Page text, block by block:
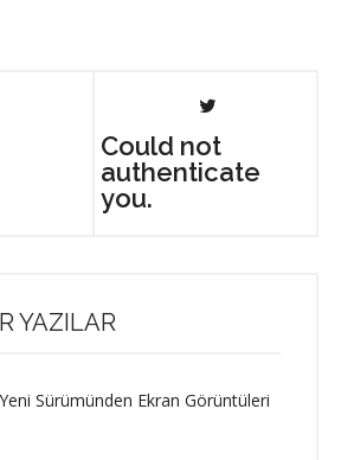
Could not
authenticate
you.
YAZILAR
Sürümünden Ekran Görüntüleri